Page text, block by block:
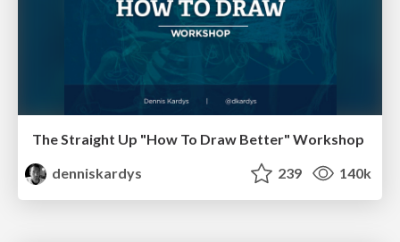
The Straight Up "How To Draw Better" Workshop
denniskardys
239 140k